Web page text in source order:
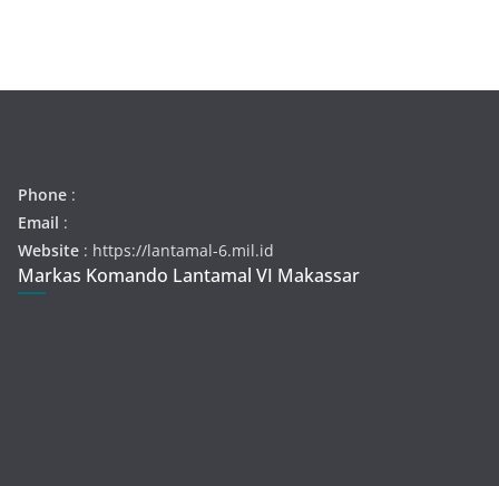
Phone :
Email :
Website : https://lantamal-6.mil.id
Markas Komando Lantamal VI Makassar